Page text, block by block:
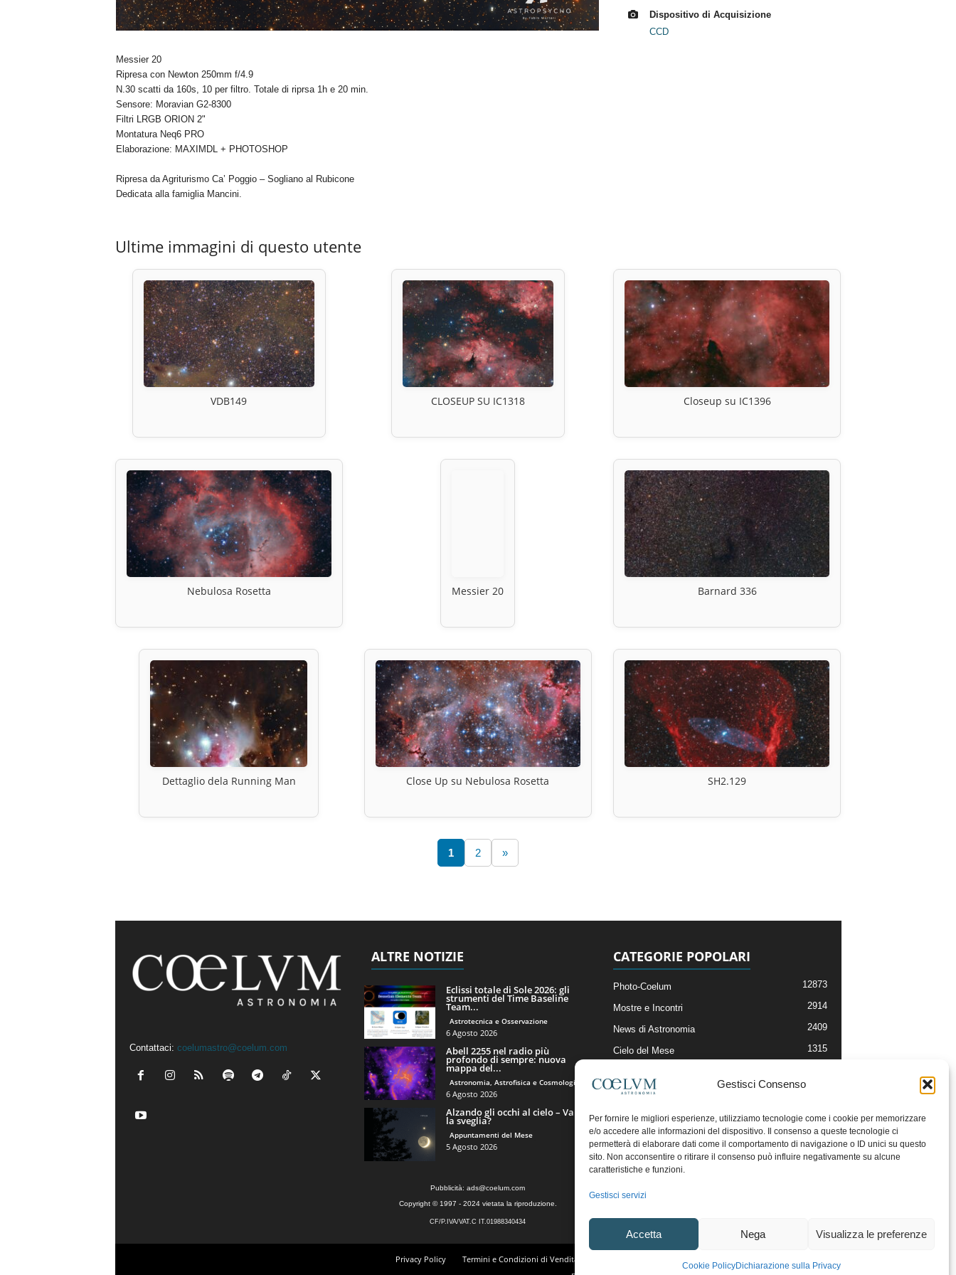
Gestisci Consenso
Per fornire le migliori esperienze, utilizziamo tecnologie come i cookie per memorizzare
e/o accedere alle informazioni del dispositivo. Il consenso a queste tecnologie ci
permetterà di elaborare dati come il comportamento di navigazione o ID unici su questo
sito. Non acconsentire o ritirare il consenso può influire negativamente su alcune
caratteristiche e funzioni.
Gestisci servizi
Accetta Nega Visualizza le preferenze
Cookie PolicyDichiarazione sulla Privacy
Messier 20
Ripresa con Newton 250mm f/4.9
N.30 scatti da 160s, 10 per filtro. Totale di riprsa 1h e 20 min.
Sensore: Moravian G2-8300
Filtri LRGB ORION 2"
Montatura Neq6 PRO
Elaborazione: MAXIMDL + PHOTOSHOP
Ripresa da Agriturismo Ca’ Poggio – Sogliano al Rubicone
Dedicata alla famiglia Mancini.
Dispositivo di Acquisizione
CCD
Ultime immagini di questo utente
VDB149 CLOSEUP SU IC1318 Closeup su IC1396
Nebulosa Rosetta Messier 20 Barnard 336
Dettaglio dela Running Man Close Up su Nebulosa Rosetta SH2.129
1 2 »
Contattaci: coelumastro@coelum.com
ALTRE NOTIZIE
Eclissi totale di Sole 2026: gli
strumenti del Time Baseline
Team...
Astrotecnica e Osservazione
6 Agosto 2026
Abell 2255 nel radio più
profondo di sempre: nuova
mappa del...
Astronomia, Astrofisica e Cosmologia
6 Agosto 2026
Alzando gli occhi al cielo – Vale
la sveglia?
Appuntamenti del Mese
5 Agosto 2026
CATEGORIE POPOLARI
Photo-Coelum 12873
Mostre e Incontri 2914
News di Astronomia 2409
Cielo del Mese 1315
Articoli e Risorse On-Line
Il Blog della Redazione
Pubblicità: ads@coelum.com
Copyright © 1997 - 2024 vietata la riproduzione.
CF/P.IVA/VAT.C IT.01988340434
Privacy Policy Termini e Condizioni di Vendita